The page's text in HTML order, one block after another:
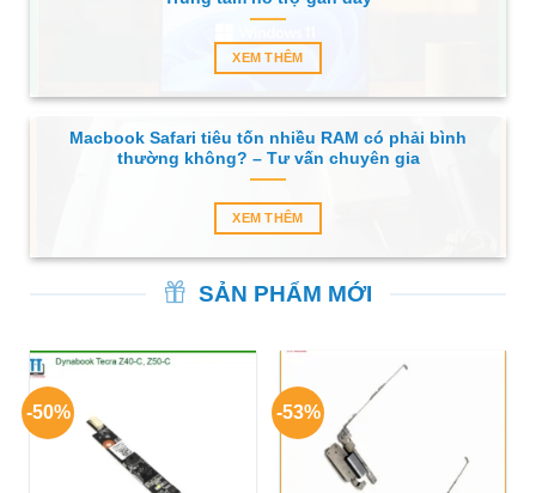
XEM THÊM
Macbook Safari tiêu tốn nhiều RAM có phải bình
thường không? – Tư vấn chuyên gia
XEM THÊM
SẢN PHẨM MỚI
-50% -53%